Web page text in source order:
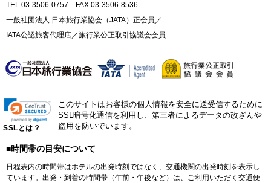
TEL 03-3506-0757 FAX 03-3506-8536
一般社団法人 日本旅行業協会（JATA）正会員／
IATA公認旅客代理店／旅行業公正取引協議会会員
SSLとは？
このサイトはお客様の個人情報を安全に送受信するために
SSL暗号化通信を利用し、第三者によるデータの改ざんや
盗用を防いでいます。
■時間帯の目安について
日程表内の時間帯はホテルの出発時刻ではなく、交通機関の出発時刻を表示し
ています。出発・到着の時間帯（午前・午後など）は、ご利用いただく交通便